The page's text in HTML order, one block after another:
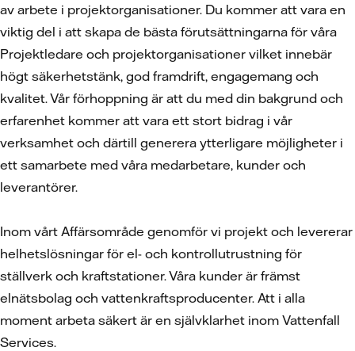
av arbete i projektorganisationer. Du kommer att vara en
viktig del i att skapa de bästa förutsättningarna för våra
Projektledare och projektorganisationer vilket innebär
högt säkerhetstänk, god framdrift, engagemang och
kvalitet. Vår förhoppning är att du med din bakgrund och
erfarenhet kommer att vara ett stort bidrag i vår
verksamhet och därtill generera ytterligare möjligheter i
ett samarbete med våra medarbetare, kunder och
leverantörer.
Inom vårt Affärsområde genomför vi projekt och levererar
helhetslösningar för el- och kontrollutrustning för
ställverk och kraftstationer. Våra kunder är främst
elnätsbolag och vattenkraftsproducenter. Att i alla
moment arbeta säkert är en självklarhet inom Vattenfall
Services.